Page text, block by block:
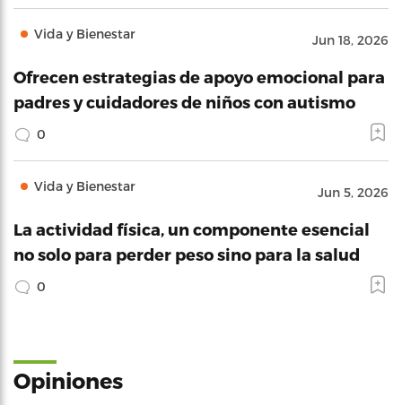
Vida y Bienestar Jun 18, 2026
Ofrecen estrategias de apoyo emocional para
padres y cuidadores de niños con autismo
0
Vida y Bienestar Jun 5, 2026
La actividad física, un componente esencial
no solo para perder peso sino para la salud
0
Opiniones